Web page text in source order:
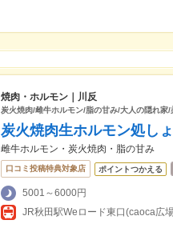
焼肉・ホルモン｜川反
炭火焼肉/雌牛ホルモン/脂の甘み/大人の隠れ家
炭火焼肉生ホルモン処し
雌牛ホルモン・炭火焼肉・脂の甘み
口コミ投稿特典対象店 ポイントつかえる
5001～6000円
JR秋田駅Weロード東口(caoca広